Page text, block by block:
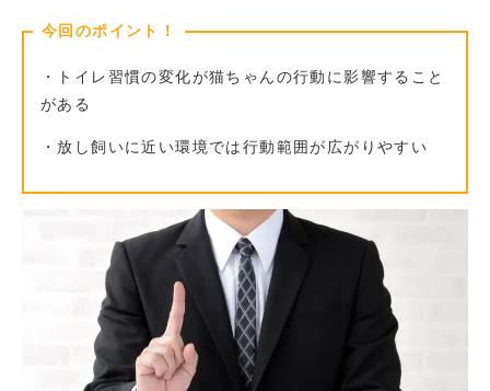
今回のポイント！
・トイレ習慣の変化が猫ちゃんの行動に影響すること
がある
・放し飼いに近い環境では行動範囲が広がりやすい